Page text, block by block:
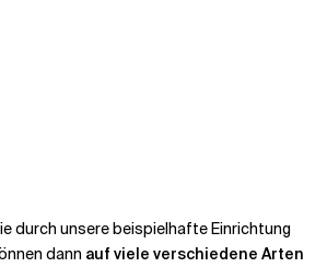
durch unsere beispielhafte Einrichtung
dann auf viele verschiedene Arten